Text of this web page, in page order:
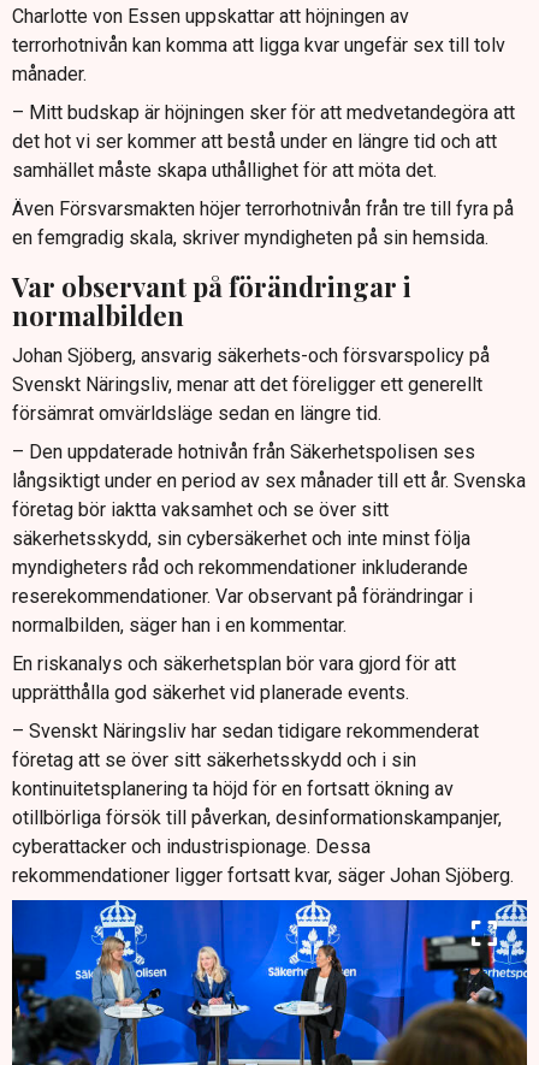
Charlotte von Essen uppskattar att höjningen av
terrorhotnivån kan komma att ligga kvar ungefär sex till tolv
månader.
– Mitt budskap är höjningen sker för att medvetandegöra att
det hot vi ser kommer att bestå under en längre tid och att
samhället måste skapa uthållighet för att möta det.
Även Försvarsmakten höjer terrorhotnivån från tre till fyra på
en femgradig skala, skriver myndigheten på sin hemsida.
Var observant på förändringar i
normalbilden
Johan Sjöberg, ansvarig säkerhets-och försvarspolicy på
Svenskt Näringsliv, menar att det föreligger ett generellt
försämrat omvärldsläge sedan en längre tid.
– Den uppdaterade hotnivån från Säkerhetspolisen ses
långsiktigt under en period av sex månader till ett år. Svenska
företag bör iaktta vaksamhet och se över sitt
säkerhetsskydd, sin cybersäkerhet och inte minst följa
myndigheters råd och rekommendationer inkluderande
reserekommendationer. Var observant på förändringar i
normalbilden, säger han i en kommentar.
En riskanalys och säkerhetsplan bör vara gjord för att
upprätthålla god säkerhet vid planerade events.
– Svenskt Näringsliv har sedan tidigare rekommenderat
företag att se över sitt säkerhetsskydd och i sin
kontinuitetsplanering ta höjd för en fortsatt ökning av
otillbörliga försök till påverkan, desinformationskampanjer,
cyberattacker och industrispionage. Dessa
rekommendationer ligger fortsatt kvar, säger Johan Sjöberg.